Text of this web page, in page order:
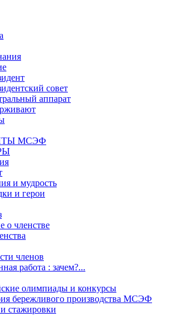
совет
аппарат
МСЭФ
и мудрость
и герои
о членстве
членов
работа : зачем?...
олимпиады и конкурсы
бережливого производства МСЭФ
стажировки